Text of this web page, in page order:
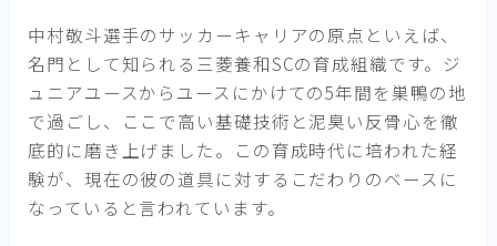
中村敬斗選手のサッカーキャリアの原点といえば、
名門として知られる三菱養和SCの育成組織です。ジ
ュニアユースからユースにかけての5年間を巣鴨の地
で過ごし、ここで高い基礎技術と泥臭い反骨心を徹
底的に磨き上げました。この育成時代に培われた経
験が、現在の彼の道具に対するこだわりのベースに
なっていると言われています。